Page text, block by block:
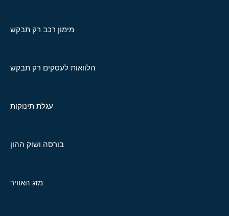
מימון רכב רק תבקש
הלוואות לעסקים רק תבקש
עגלת תינוקות
בורסה ושוק ההון
מזג האוויר